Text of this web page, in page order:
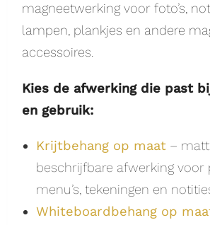
magneetwerking voor foto’s,
lampen, plankjes en andere
accessoires.
Kies de afwerking die past
en gebruik:
Krijtbehang op maat –
beschrijfbare afwerking voor
menu’s, tekeningen en
Whiteboardbehang op